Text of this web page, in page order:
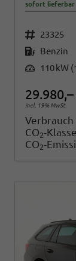
sofort lieferbar
Fahrzeugnr. 23325
Kraftstoff Benzin
Leistung 110 kW
incl. 19% MwSt.
CO2-
CO2-